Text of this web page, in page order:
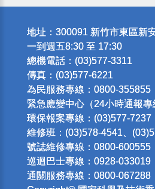
地址：300091 新竹市東區新
一到週五8:30 至 17:30
總機電話：(03)577-3311
傳真：(03)577-6221
為民服務專線：0800-355855
緊急應變中心（24小時通報
環保報案專線：(03)577-7237
維修班：(03)578-4541、
號誌維修專線：0800-600555
巡迴巴士專線：0928-033019
通關服務專線：0800-067288